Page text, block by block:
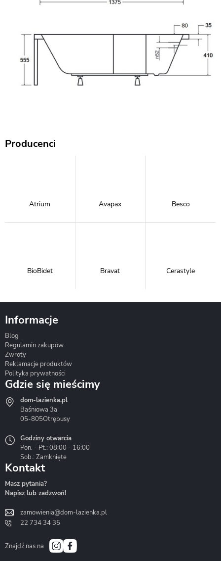
Producenci
Atrium Avapax Besco
BioBidet Bravat Cerastyle
Hydrostop
Liveno
Bath&Spa
Informacje
Blog
Regulamin zakupów
Zwroty
Reklamacje produktów
Polityka prywatności
Gdzie się mieścimy
dom-lazienka.pl
Baśniowa 3a
05-805Otrębusy
Godziny otwarcia
Pon. - Pt.: 08:00 - 16:00
Sob.: Zamknięte
Kontakt
Masz pytania?
Napisz lub zadzwoń!
zamowienia@dom-lazienka.pl
22 734 34 35
Znajdź nas na